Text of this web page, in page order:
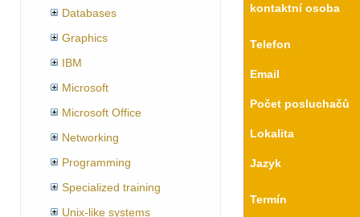
Databases
Graphics
IBM
Microsoft
Microsoft Office
Networking
Programming
Specialized training
Unix-like systems
kontaktní osoba
Telefon
Email
Počet posluchačů
Lokalita
Jazyk
Termín